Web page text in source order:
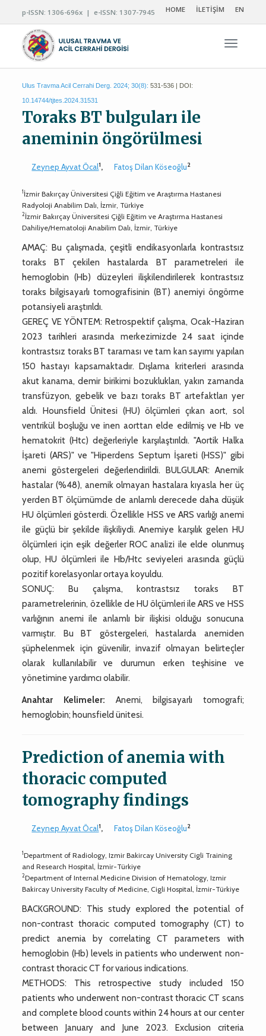
p-ISSN: 1306-696x | e-ISSN: 1307-7945 HOME İLETİŞİM EN
Ulus Travma Acil Cerrahi Derg. 2024; 30(8): 531-536 | DOI:
10.14744/tjtes.2024.31531
Toraks BT bulguları ile
aneminin öngörülmesi
Zeynep Ayvat Öcal1, Fatoş Dilan Köseoğlu2
1İzmir Bakırçay Üniversitesi Çiğli Eğitim ve Araştırma Hastanesi
Radyoloji Anabilim Dalı, İzmir, Türkiye
2İzmir Bakırçay Üniversitesi Çiğli Eğitim ve Araştırma Hastanesi
Dahiliye/Hematoloji Anabilim Dalı, İzmir, Türkiye
AMAÇ: Bu çalışmada, çeşitli endikasyonlarla kontrastsız
toraks BT çekilen hastalarda BT parametreleri ile
hemoglobin (Hb) düzeyleri ilişkilendirilerek kontrastsız
toraks bilgisayarlı tomografisinin (BT) anemiyi öngörme
potansiyeli araştırıldı.
GEREÇ VE YÖNTEM: Retrospektif çalışma, Ocak-Haziran
2023 tarihleri arasında merkezimizde 24 saat içinde
kontrastsız toraks BT taraması ve tam kan sayımı yapılan
150 hastayı kapsamaktadır. Dışlama kriterleri arasında
akut kanama, demir birikimi bozuklukları, yakın zamanda
transfüzyon, gebelik ve bazı toraks BT artefaktları yer
aldı. Hounsfield Ünitesi (HU) ölçümleri çıkan aort, sol
ventrikül boşluğu ve inen aorttan elde edilmiş ve Hb ve
hematokrit (Htc) değerleriyle karşılaştırıldı. "Aortik Halka
İşareti (ARS)" ve "Hiperdens Septum İşareti (HSS)" gibi
anemi göstergeleri değerlendirildi. BULGULAR: Anemik
hastalar (%48), anemik olmayan hastalara kıyasla her üç
yerden BT ölçümümde de anlamlı derecede daha düşük
HU ölçümleri gösterdi. Özellikle HSS ve ARS varlığı anemi
ile güçlü bir şekilde ilişkiliydi. Anemiye karşılık gelen HU
ölçümleri için eşik değerler ROC analizi ile elde olunmuş
olup, HU ölçümleri ile Hb/Htc seviyeleri arasında güçlü
pozitif korelasyonlar ortaya koyuldu.
SONUÇ: Bu çalışma, kontrastsız toraks BT
parametrelerinin, özellikle de HU ölçümleri ile ARS ve HSS
varlığının anemi ile anlamlı bir ilişkisi olduğu sonucuna
varmıştır. Bu BT göstergeleri, hastalarda anemiden
şüphelenmek için güvenilir, invazif olmayan belirteçler
olarak kullanılabilir ve durumun erken teşhisine ve
yönetimine yardımcı olabilir.
Anahtar Kelimeler: Anemi, bilgisayarlı tomografi;
hemoglobin; hounsfield ünitesi.
Prediction of anemia with
thoracic computed
tomography findings
Zeynep Ayvat Öcal1, Fatoş Dilan Köseoğlu2
1Department of Radiology, Izmir Bakircay University Cigli Training
and Research Hospital, İzmir-Türkiye
2Department of Internal Medicine Division of Hematology, Izmir
Bakircay University Faculty of Medicine, Cigli Hospital, İzmir-Türkiye
BACKGROUND: This study explored the potential of
non-contrast thoracic computed tomography (CT) to
predict anemia by correlating CT parameters with
hemoglobin (Hb) levels in patients who underwent non-
contrast thoracic CT for various indications.
METHODS: This retrospective study included 150
patients who underwent non-contrast thoracic CT scans
and complete blood counts within 24 hours at our center
between January and June 2023. Exclusion criteria